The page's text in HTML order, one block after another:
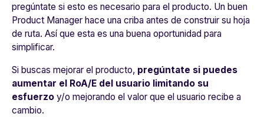
pregúntate si esto es necesario para el producto. Un buen
Product Manager hace una criba antes de construir su hoja
de ruta. Así que esta es una buena oportunidad para
simplificar.
Si buscas mejorar el producto, pregúntate si puedes
aumentar el RoA/E del usuario limitando su
esfuerzo y/o mejorando el valor que el usuario recibe a
cambio.